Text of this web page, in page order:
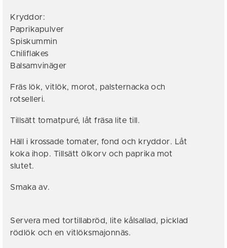
Kryddor:
Paprikapulver
Spiskummin
Chiliflakes
Balsamvinäger
Fräs lök, vitlök, morot, palsternacka och
rotselleri.
Tillsätt tomatpuré, låt fräsa lite till.
Häll i krossade tomater, fond och kryddor. Låt
koka ihop. Tillsätt ölkorv och paprika mot
slutet.
Smaka av.
Servera med tortillabröd, lite kålsallad, picklad
rödlök och en vitlöksmajonnäs.